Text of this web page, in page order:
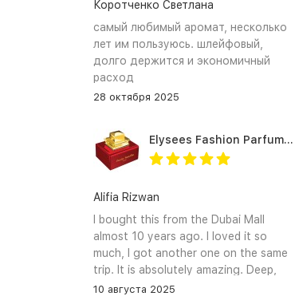
Коротченко Светлана
самый любимый аромат, несколько
лет им пользуюсь. шлейфовый,
долго держится и экономичный
расход
28 октября 2025
Elysees Fashion Parfums Purity Vanilla
Alifia Rizwan
I bought this from the Dubai Mall
almost 10 years ago. I loved it so
much, I got another one on the same
trip. It is absolutely amazing. Deep,
enchanting notes that linger on the
10 августа 2025